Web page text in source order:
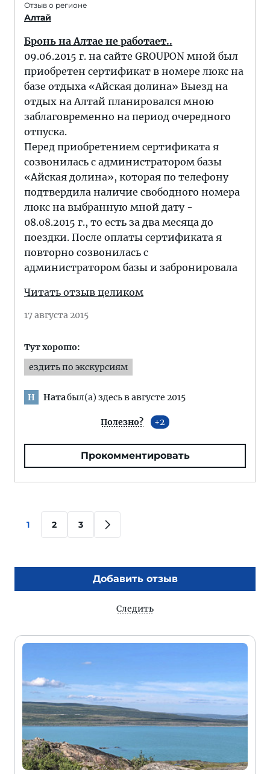
Отзыв о регионе
Алтай
Бронь на Алтае не работает..
09.06.2015 г. на сайте GROUPON мной был
приобретен сертификат в номере люкс на
базе отдыха «Айская долина» Выезд на
отдых на Алтай планировался мною
заблаговременно на период очередного
отпуска.
Перед приобретением сертификата я
созвонилась с администратором базы
«Айская долина», которая по телефону
подтвердила наличие свободного номера
люкс на выбранную мной дату -
08.08.2015 г., то есть за два месяца до
поездки. После оплаты сертификата я
повторно созвонилась с
администратором базы и забронировала
Читать отзыв целиком
17 августа 2015
Тут хорошо:
ездить по экскурсиям
Н Натабыл(а) здесь в августе 2015
Полезно? 2
Прокомментировать
1 2 3
Добавить отзыв
Следить